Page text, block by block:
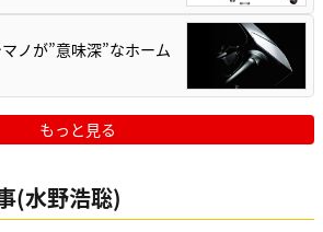
ノが”意味深”なホーム
もっと見る
(水野浩聡)